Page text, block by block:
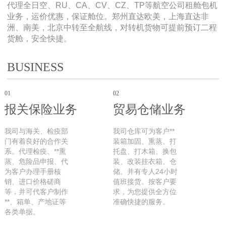
代理全日空、RU、CA、CV、CZ、TP等航空公司租舱包机
业务，运价优惠，保证舱位。郑州直达欧美，上海直达非
洲、南美，北京中转至全航线，对转机货物可提前预订二程
货舱，安全快捷。
BUSINESS
01
报关保险业务
我司与海关、检疫部
门有着良好的合作关
系。代理检疫、**熏
蒸、危险品申报、代
为客户办理手册核
销、进口价格磋商
等，并可代客户制作
**、箱单、产地证等
各类单据。
02
贸易仓储业务
我司仓库可为客户**
装箱加固、熏蒸、打
托盘、打木箱、换包
装、改装挂衣箱、仓
储。并有专人24小时
值班接货。按客户要
求，为您提供全方位
准确快捷的服务。